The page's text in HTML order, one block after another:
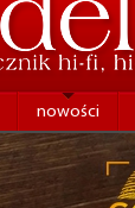
nowości